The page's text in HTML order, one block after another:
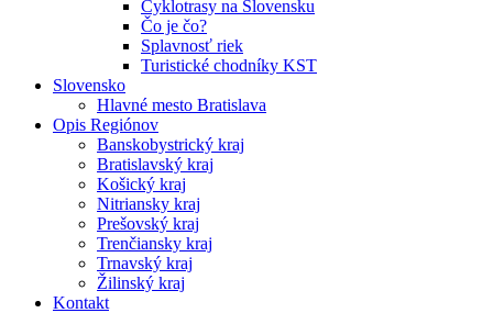
Cyklotrasy na Slovensku
Čo je čo?
Splavnosť riek
Turistické chodníky KST
Slovensko
Hlavné mesto Bratislava
Opis Regiónov
Banskobystrický kraj
Bratislavský kraj
Košický kraj
Nitriansky kraj
Prešovský kraj
Trenčiansky kraj
Trnavský kraj
Žilinský kraj
Kontakt